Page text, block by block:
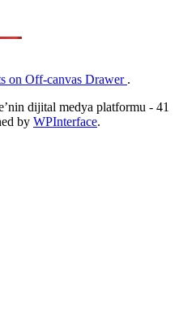
on Off-canvas Drawer .
dijital medya platformu - 41
by WPInterface.